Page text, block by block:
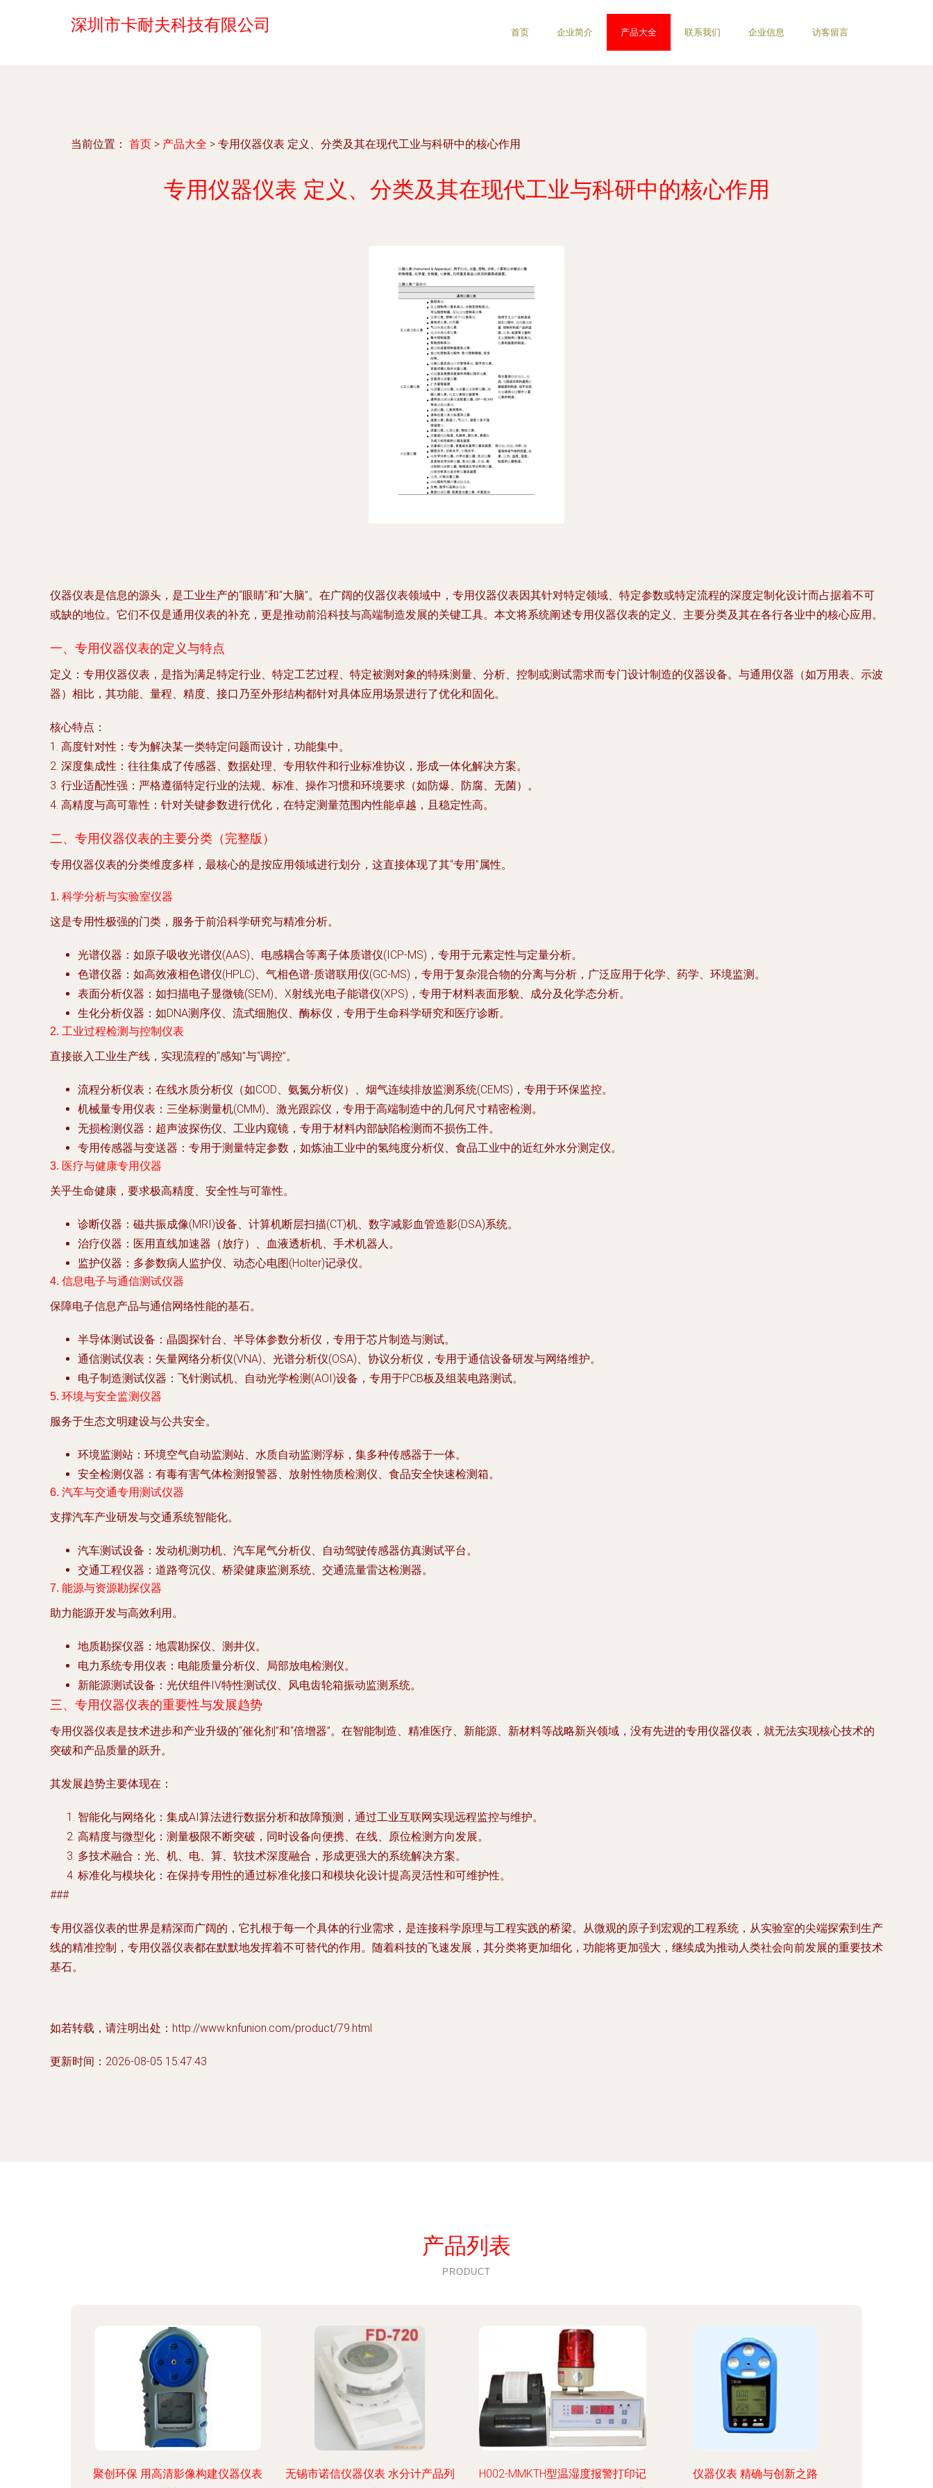
深圳市卡耐夫科技有限公司 首页 企业简介 产品大全 联系我们 企业信息 访客留言
当前位置： 首页 > 产品大全 > 专用仪器仪表 定义、分类及其在现代工业与科研中的核心作用
专用仪器仪表 定义、分类及其在现代工业与科研中的核心作用
仪器仪表是信息的源头，是工业生产的“眼睛”和“大脑”。在广阔的仪器仪表领域中，专用仪器仪表因其针对特定领域、特定参数或特定流程的深度定制化设计而占据着不可
或缺的地位。它们不仅是通用仪表的补充，更是推动前沿科技与高端制造发展的关键工具。本文将系统阐述专用仪器仪表的定义、主要分类及其在各行各业中的核心应用。
一、专用仪器仪表的定义与特点
定义 ：专用仪器仪表，是指为满足特定行业、特定工艺过程、特定被测对象的特殊测量、分析、控制或测试需求而专门设计制造的仪器设备。与通用仪器（如万用表、示波
器）相比，其功能、量程、精度、接口乃至外形结构都针对具体应用场景进行了优化和固化。
核心特点 ：
1. 高度针对性 ：专为解决某一类特定问题而设计，功能集中。
2. 深度集成性 ：往往集成了传感器、数据处理、专用软件和行业标准协议，形成一体化解决方案。
3. 行业适配性强 ：严格遵循特定行业的法规、标准、操作习惯和环境要求（如防爆、防腐、无菌）。
4. 高精度与高可靠性 ：针对关键参数进行优化，在特定测量范围内性能卓越，且稳定性高。
二、专用仪器仪表的主要分类（完整版）
专用仪器仪表的分类维度多样，最核心的是按应用领域进行划分，这直接体现了其“专用”属性。
1. 科学分析与实验室仪器
这是专用性极强的门类，服务于前沿科学研究与精准分析。
光谱仪器 ：如原子吸收光谱仪(AAS)、电感耦合等离子体质谱仪(ICP-MS)，专用于元素定性与定量分析。
色谱仪器 ：如高效液相色谱仪(HPLC)、气相色谱-质谱联用仪(GC-MS)，专用于复杂混合物的分离与分析，广泛应用于化学、药学、环境监测。
表面分析仪器 ：如扫描电子显微镜(SEM)、X射线光电子能谱仪(XPS)，专用于材料表面形貌、成分及化学态分析。
生化分析仪器 ：如DNA测序仪、流式细胞仪、酶标仪，专用于生命科学研究和医疗诊断。
2. 工业过程检测与控制仪表
直接嵌入工业生产线，实现流程的“感知”与“调控”。
流程分析仪表 ：在线水质分析仪（如COD、氨氮分析仪）、烟气连续排放监测系统(CEMS)，专用于环保监控。
机械量专用仪表 ：三坐标测量机(CMM)、激光跟踪仪，专用于高端制造中的几何尺寸精密检测。
无损检测仪器 ：超声波探伤仪、工业内窥镜，专用于材料内部缺陷检测而不损伤工件。
专用传感器与变送器 ：专用于测量特定参数，如炼油工业中的氢纯度分析仪、食品工业中的近红外水分测定仪。
3. 医疗与健康专用仪器
关乎生命健康，要求极高精度、安全性与可靠性。
诊断仪器 ：磁共振成像(MRI)设备、计算机断层扫描(CT)机、数字减影血管造影(DSA)系统。
治疗仪器 ：医用直线加速器（放疗）、血液透析机、手术机器人。
监护仪器 ：多参数病人监护仪、动态心电图(Holter)记录仪。
4. 信息电子与通信测试仪器
保障电子信息产品与通信网络性能的基石。
半导体测试设备 ：晶圆探针台、半导体参数分析仪，专用于芯片制造与测试。
通信测试仪表 ：矢量网络分析仪(VNA)、光谱分析仪(OSA)、协议分析仪，专用于通信设备研发与网络维护。
电子制造测试仪器 ：飞针测试机、自动光学检测(AOI)设备，专用于PCB板及组装电路测试。
5. 环境与安全监测仪器
服务于生态文明建设与公共安全。
环境监测站 ：环境空气自动监测站、水质自动监测浮标，集多种传感器于一体。
安全检测仪器 ：有毒有害气体检测报警器、放射性物质检测仪、食品安全快速检测箱。
6. 汽车与交通专用测试仪器
支撑汽车产业研发与交通系统智能化。
汽车测试设备 ：发动机测功机、汽车尾气分析仪、自动驾驶传感器仿真测试平台。
交通工程仪器 ：道路弯沉仪、桥梁健康监测系统、交通流量雷达检测器。
7. 能源与资源勘探仪器
助力能源开发与高效利用。
地质勘探仪器 ：地震勘探仪、测井仪。
电力系统专用仪表 ：电能质量分析仪、局部放电检测仪。
新能源测试设备 ：光伏组件IV特性测试仪、风电齿轮箱振动监测系统。
三、专用仪器仪表的重要性与发展趋势
专用仪器仪表是技术进步和产业升级的“催化剂”和“倍增器”。在智能制造、精准医疗、新能源、新材料等战略新兴领域，没有先进的专用仪器仪表，就无法实现核心技术的
突破和产品质量的跃升。
其发展趋势主要体现在：
智能化与网络化 ：集成AI算法进行数据分析和故障预测，通过工业互联网实现远程监控与维护。
高精度与微型化 ：测量极限不断突破，同时设备向便携、在线、原位检测方向发展。
多技术融合 ：光、机、电、算、软技术深度融合，形成更强大的系统解决方案。
标准化与模块化 ：在保持专用性的通过标准化接口和模块化设计提高灵活性和可维护性。
###
专用仪器仪表的世界是精深而广阔的，它扎根于每一个具体的行业需求，是连接科学原理与工程实践的桥梁。从微观的原子到宏观的工程系统，从实验室的尖端探索到生产
线的精准控制，专用仪器仪表都在默默地发挥着不可替代的作用。随着科技的飞速发展，其分类将更加细化，功能将更加强大，继续成为推动人类社会向前发展的重要技术
基石。
如若转载，请注明出处：http://www.knfunion.com/product/79.html
更新时间：2026-08-05 15:47:43
产品列表
PRODUCT
聚创环保 用高清影像构建仪器仪表
无锡市诺信仪器仪表 水分计产品列
H002-MMKTH型温湿度报警打印记
仪器仪表 精确与创新之路